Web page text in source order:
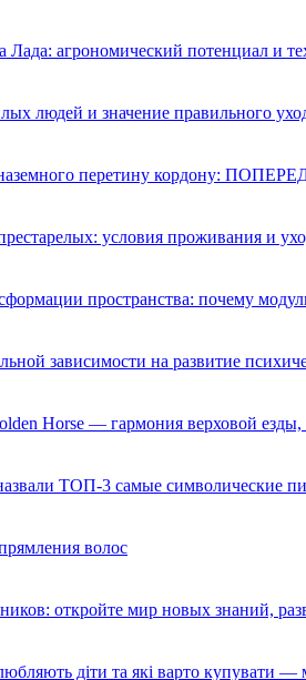
Лада: агрономический потенциал и
людей и значение правильного
перетину кордону:
условия проживания и
пространства: почему
зависимости на развитие
Horse — гармония верховой езды,
ТОП-3 самые символические
волос
откройте мир новых знаний,
діти та які варто купувати —